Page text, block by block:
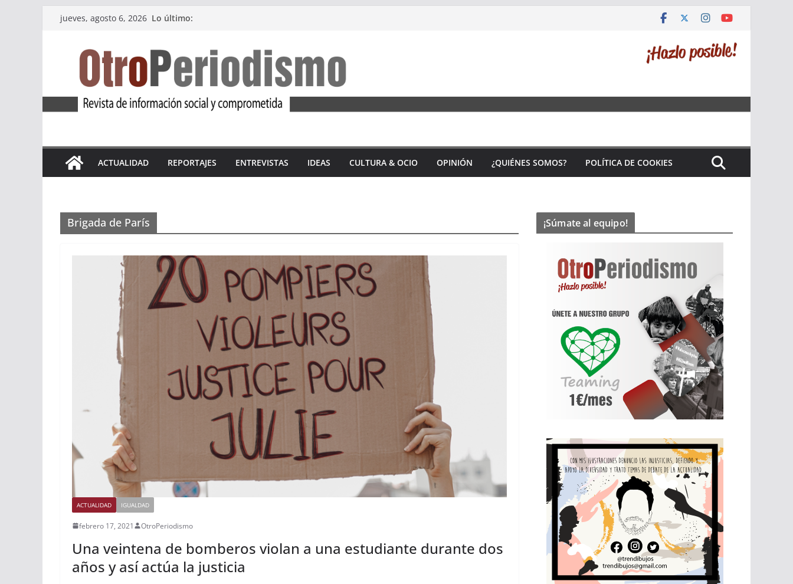
Saltar
contenido
jueves, agosto 6, 2026 Lo último:
ACTUALIDAD REPORTAJES ENTREVISTAS IDEAS CULTURA & OCIO OPINIÓN ¿QUIÉNES SOMOS? POLÍTICA DE COOKIES
Brigada de París
ACTUALIDAD IGUALDAD
febrero 17, 2021 OtroPeriodismo
Una veintena de bomberos violan a una estudiante durante dos
años y así actúa la justicia
¡Súmate al equipo!